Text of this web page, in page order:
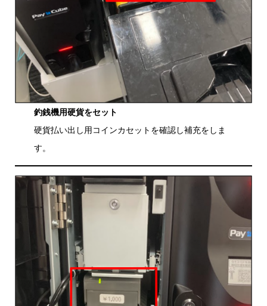
釣銭機用硬貨をセット
硬貨払い出し用コインカセットを確認し補充をしま
す。